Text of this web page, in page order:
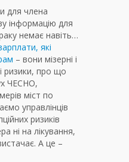
для члена
інформацію для
немає навіть…
які
– вони мізерні і
ризики, про що
ЧЕСНО,
міст по
управлінців
ризиків
ні на лікування,
А це –